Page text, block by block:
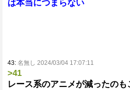
は本当につまらない
43: 名無し 2024/03/04 17:07:11
>41
レース系のアニメが減ったの